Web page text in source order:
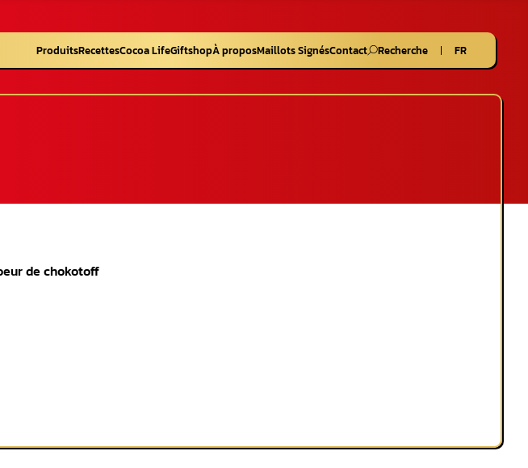
ProduitsRecettesCocoa LifeGiftshopÀ proposMaillots SignésContact Recherche FR